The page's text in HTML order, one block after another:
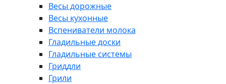
Весы дорожные
Весы кухонные
Вспениватели молока
Гладильные доски
Гладильные системы
Гриддли
Грили